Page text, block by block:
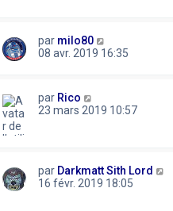
par milo80
08 avr. 2019 16:35
par Rico
23 mars 2019 10:57
par Darkmatt Sith Lord
16 févr. 2019 18:05